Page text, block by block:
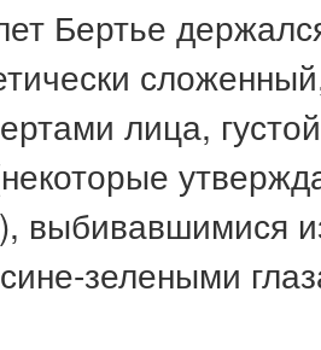
Бертье
лица,
выбивавшимися
зелеными